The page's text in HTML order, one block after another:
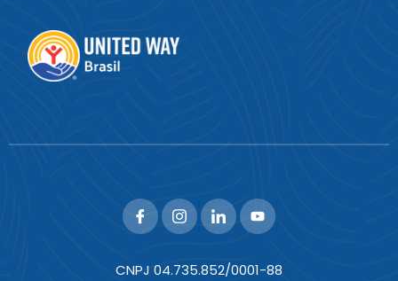
CNPJ 04.735.852/0001-88